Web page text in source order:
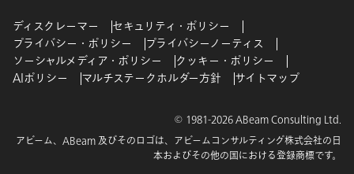
ディスクレーマー
セキュリティ・ポリシー
プライバシー・ポリシー
プライバシーノーティス
ソーシャルメディア・ポリシー
クッキー・ポリシー
AIポリシー
マルチステークホルダー方針 サイトマップ
© 1981-2026 ABeam Consulting Ltd.
アビーム、ABeam 及びそのロゴは、アビームコンサルティング株式会社の日
本およびその他の国における登録商標です。